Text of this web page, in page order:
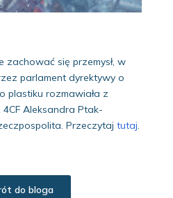
zachować się przemysł, w
parlament dyrektywy o
plastiku rozmawiała z
4CF Aleksandra Ptak-
Przeczytaj tutaj.
do bloga